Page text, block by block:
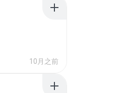
10月之前